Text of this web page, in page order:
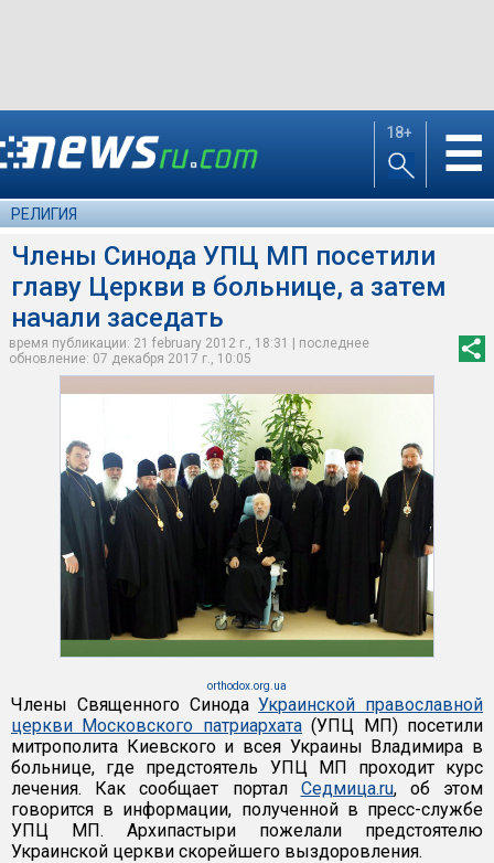
18+ ☰
РЕЛИГИЯ
Члены Синода УПЦ МП посетили
главу Церкви в больнице, а затем
начали заседать
время публикации: 21 february 2012 г., 18:31 | последнее
обновление: 07 декабря 2017 г., 10:05
orthodox.org.ua
Члены Священного СинодаУкраинской православной
церкви Московского патриархата(УПЦ МП) посетили
митрополита Киевского и всея Украины Владимира в
больнице, где предстоятель УПЦ МП проходит курс
лечения. Как сообщает портал Седмица.ru, об этом
говорится в информации, полученной в пресс-службе
УПЦ МП. Архипастыри пожелали предстоятелю
Украинской церкви скорейшего выздоровления.